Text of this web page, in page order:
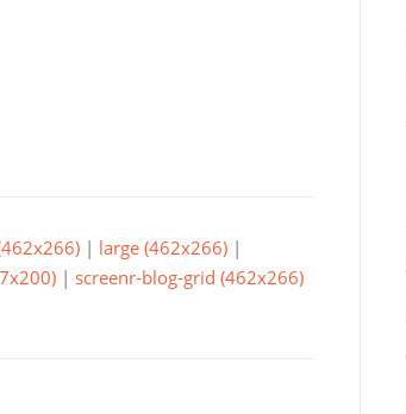
| large (462x266) |
| screenr-blog-grid (462x266)